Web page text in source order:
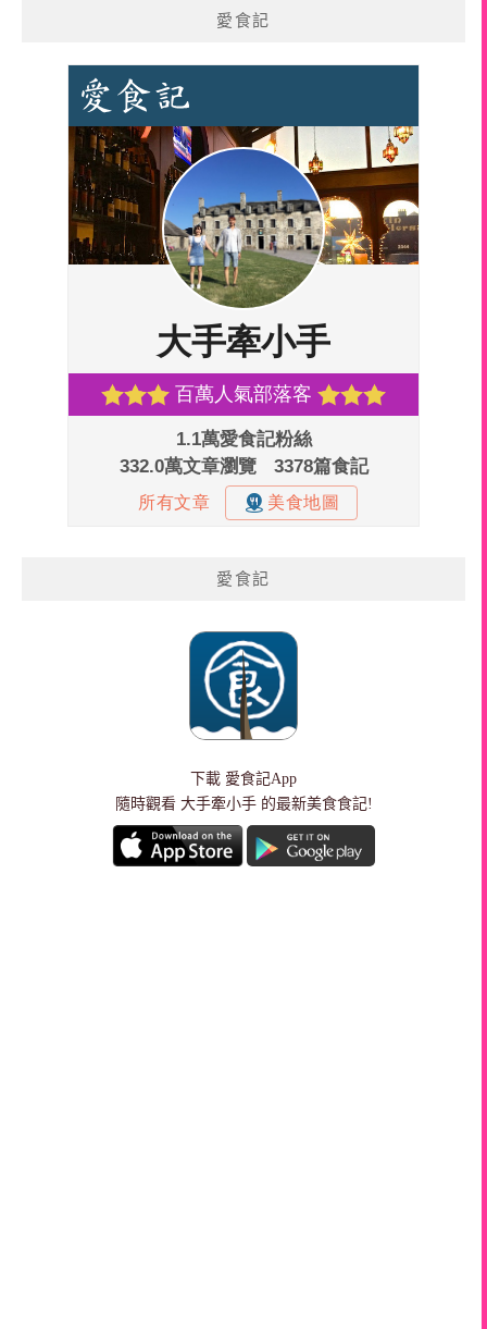
愛食記
愛食記
下載 愛食記App
隨時觀看 大手牽小手 的最新美食食記!